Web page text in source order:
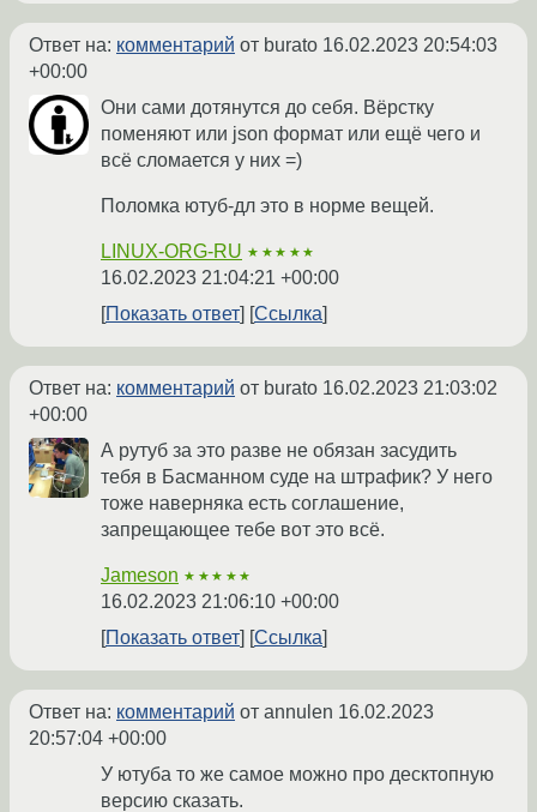
Ответ на: комментарий от burato 16.02.2023 20:54:03
+00:00
Они сами дотянутся до себя. Вёрстку
поменяют или json формат или ещё чего и
всё сломается у них =)
Поломка ютуб-дл это в норме вещей.
LINUX-ORG-RU ★★★★★
16.02.2023 21:04:21 +00:00
Показать ответ
Ссылка
Ответ на: комментарий от burato 16.02.2023 21:03:02
+00:00
А рутуб за это разве не обязан засудить
тебя в Басманном суде на штрафик? У него
тоже наверняка есть соглашение,
запрещающее тебе вот это всё.
Jameson ★★★★★
16.02.2023 21:06:10 +00:00
Показать ответ
Ссылка
Ответ на: комментарий от annulen 16.02.2023
20:57:04 +00:00
У ютуба то же самое можно про десктопную
версию сказать.